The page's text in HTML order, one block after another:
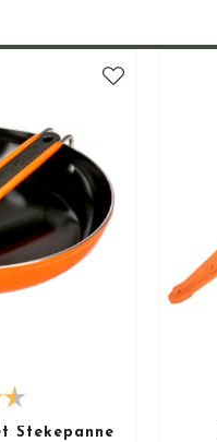
Stekepanne